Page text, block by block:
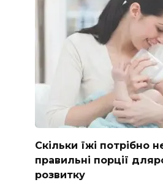
Скільки їжі потрібно
правильні порції
розвитку